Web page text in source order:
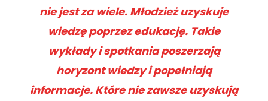
nie jest za wiele. Młodzież uzyskuje
wiedzę poprzez edukację. Takie
wykłady i spotkania poszerzają
horyzont wiedzy i popełniają
informacje. Które nie zawsze uzyskują